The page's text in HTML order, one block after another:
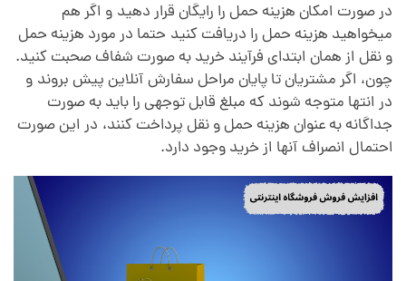
در صورت امکان هزینه حمل را رایگان قرار دهید و اگر هم
میخواهید هزینه حمل را دریافت کنید حتما در مورد هزینه حمل
و نقل از همان ابتدای فرآیند خرید به صورت شفاف صحبت کنید.
چون، اگر مشتریان تا پایان مراحل سفارش آنلاین پیش بروند و
در انتها متوجه شوند که مبلغ قابل توجهی را باید به صورت
جداگانه به عنوان هزینه حمل و نقل پرداخت کنند، در این صورت
احتمال انصراف آنها از خرید وجود دارد.